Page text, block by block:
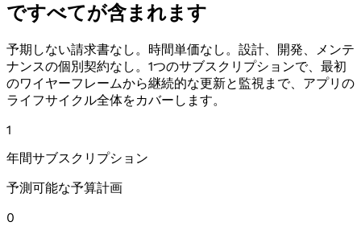
ですべてが含まれます
予期しない請求書なし。時間単価なし。設計、開発、メンテ
ナンスの個別契約なし。1つのサブスクリプションで、最初
のワイヤーフレームから継続的な更新と監視まで、アプリの
ライフサイクル全体をカバーします。
1
年間サブスクリプション
予測可能な予算計画
0